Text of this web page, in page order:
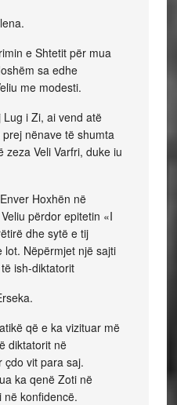
e Shtetit për mua
sa edhe
me modesti.
i Zi, ai vend atë
nënave të shumta
Veli Varfri, duke iu
Hoxhën në
përdor epitetin «I
dhe sytë e tij
lot. Nëpërmjet një sajti
ish-diktatorit
që e ka vizituar më
diktatorit në
çdo vit para saj.
ka qenë Zoti në
në konfidencë.